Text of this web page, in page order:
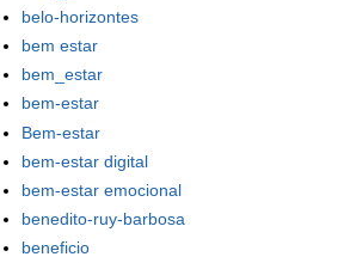
belo-horizontes
bem estar
bem_estar
bem-estar
Bem-estar
bem-estar digital
bem-estar emocional
benedito-ruy-barbosa
beneficio